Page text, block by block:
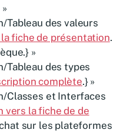
»
Tableau des valeurs
fiche de présentation.
»
Tableau des types
complète.} »
Classes et Interfaces
vers la fiche de de
sur les plateformes